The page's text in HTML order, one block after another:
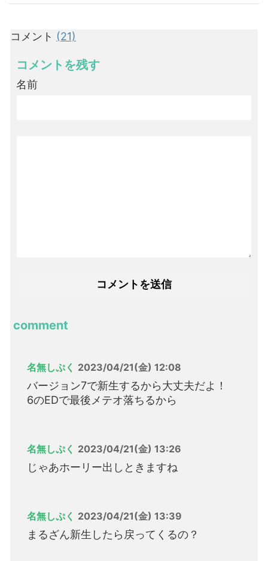
コメント (21)
コメントを残す
名前
comment
名無しぷく 2023/04/21(金) 12:08
バージョン7で新生するから大丈夫だよ！
6のEDで最後メテオ落ちるから
名無しぷく 2023/04/21(金) 13:26
じゃあホーリー出しときますね
名無しぷく 2023/04/21(金) 13:39
まるざん新生したら戻ってくるの？